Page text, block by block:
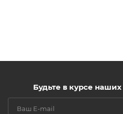
Будьте в курсе